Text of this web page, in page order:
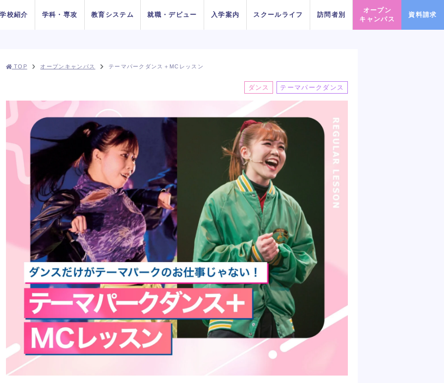
学校紹介
の目指す
成
施設紹介
がお
る4つの
専門学校と大学
の違い
よくある質問
ャルメデ
情報公開 スタッフ募集
ょこっとオープンキャンパス 鹿島 良太氏によるミュージカル
俳優／テーマパークアクターレッ
スン
ダンスプロフェッショナルレッス
ンDAY
じっくり100分レッスンDAY
学科・専攻
ダンス 俳優
K-POP
ン進路選びサポート
ょこっとオープンキャンパス 鹿島 良太氏によるミュージカル
俳優／テーマパークアクターレッ
スン
ダンスプロフェッショナルレッス
ンDAY
じっくり100分レッスンDAY
教育システム
ロジェク
Wメジャーカリ
キュラム
学教育シ
ょこっとオープンキャンパス 鹿島 良太氏によるミュージカル
俳優／テーマパークアクターレッ
スン
ダンスプロフェッショナルレッス
ンDAY
じっくり100分レッスンDAY
就職・デビュー
デビューシステ
ム
スペシャル対談
の夢は何
ょこっとオープンキャンパス 鹿島 良太氏によるミュージカル
俳優／テーマパークアクターレッ
スン
ダンスプロフェッショナルレッス
ンDAY
じっくり100分レッスンDAY
入学案内
法 AO入学
AOエントリ
学
11月1日
（日）出願
（火）出願
受付開始
編入学
出願受付
高等教育の修学
支援新制度
ょこっとオープンキャンパス 鹿島 良太氏によるミュージカル
俳優／テーマパークアクターレッ
スン
ダンスプロフェッショナルレッス
ンDAY
じっくり100分レッスンDAY
スクールライフ
ベントス
ール
DA TOKYOの在
校生
ト
ブログ 記事一覧
金澤有希総合プ
ロデュースのア
イドルグループ
「きゅ～くる」
と「TSM渋
谷」「DA
TOKYO」
「TSM」との
産学連携による
プロジェクト第
一弾が集大成！
俳優・声優専攻
舞台終了！
ょこっとオープンキャンパス 鹿島 良太氏によるミュージカル
俳優／テーマパークアクターレッ
スン
ダンスプロフェッショナルレッス
ンDAY
じっくり100分レッスンDAY
訪問者別
お考えの
在校生の方へ 卒業生の方へ
留学生の方へ
ょこっとオープンキャンパス 鹿島 良太氏によるミュージカル
俳優／テーマパークアクターレッ
スン
ダンスプロフェッショナルレッス
ンDAY
じっくり100分レッスンDAY
オープン
キャンパス
資料請求
TOP オープンキャンパス テーマパークダンス＋MCレッスン
ダンス テーマパークダンス